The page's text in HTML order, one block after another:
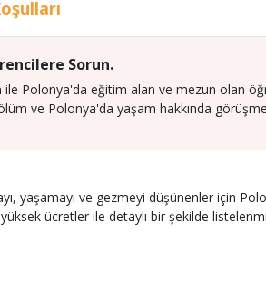
Sorun.
ile Polonya'da eğitim alan ve mezun olan
ve Polonya'da yaşam hakkında
yaşamayı ve gezmeyi düşünenler için
ücretler ile detaylı bir şekilde